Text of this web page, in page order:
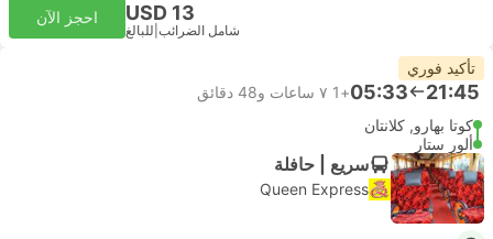
USD 13
شامل الضرائب للبالغ
احجز الآن
تأكيد فوري
21:45
05:33
+1
٧ ساعات و‫48 دقائق
كوتا بهارو, كلانتان
ألور ستار
سريع | حافلة
Queen Express